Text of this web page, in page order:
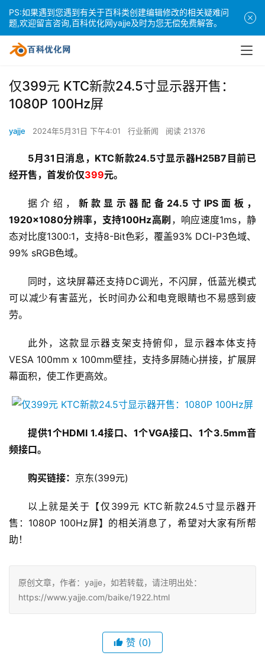
仅399元 KTC新款24.5寸显示器开售：
1080P 100Hz屏
yajje 2024年5月31日 下午4:01 行业新闻 阅读 21376
5月31日消息，KTC新款24.5寸显示器H25B7目前已
经开售，首发价仅399元。
据介绍， 新款显示器配备24.5寸IPS面板，
1920×1080分辨率，支持100Hz高刷 ，响应速度1ms，静
态对比度1300:1，支持8-Bit色彩，覆盖93% DCI-P3色域、
99% sRGB色域。
同时，这块屏幕还支持DC调光，不闪屏，低蓝光模式
可以减少有害蓝光，长时间办公和电竞眼睛也不易感到疲
劳。
此外，这款显示器支架支持俯仰，显示器本体支持
VESA 100mm x 100mm壁挂，支持多屏随心拼接，扩展屏
幕面积，使工作更高效。
提供1个HDMI 1.4接口、1个VGA接口、1个3.5mm音
频接口。
购买链接： 京东(399元)
以上就是关于【仅399元 KTC新款24.5寸显示器开
售：1080P 100Hz屏】的相关消息了，希望对大家有所帮
助！
原创文章，作者：yajje，如若转载，请注明出处：
https://www.yajje.com/baike/1922.html
赞 (0)
PS:如果遇到您遇到有关于百科类创建编辑修改的相关疑难问
题,欢迎留言咨询,百科优化网yajje及时为您无偿免费解答。